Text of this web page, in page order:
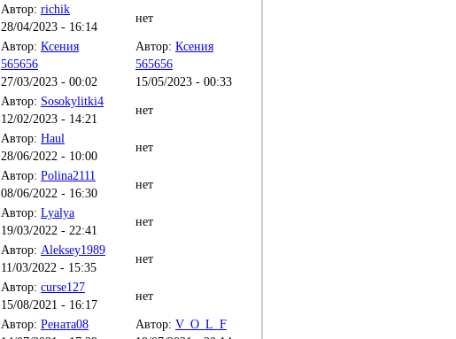
Автор: richik
28/04/2023 - 16:14
нет
Автор: Ксения
565656
27/03/2023 - 00:02
Автор: Ксения
565656
15/05/2023 - 00:33
Автор: Sosokylitki4
12/02/2023 - 14:21
нет
Автор: Haul
28/06/2022 - 10:00
нет
Автор: Polina2111
08/06/2022 - 16:30
нет
Автор: Lyalya
19/03/2022 - 22:41
нет
Автор: Aleksey1989
11/03/2022 - 15:35
нет
Автор: curse127
15/08/2021 - 16:17
нет
Автор: Рената08
Автор: V_O_L_F